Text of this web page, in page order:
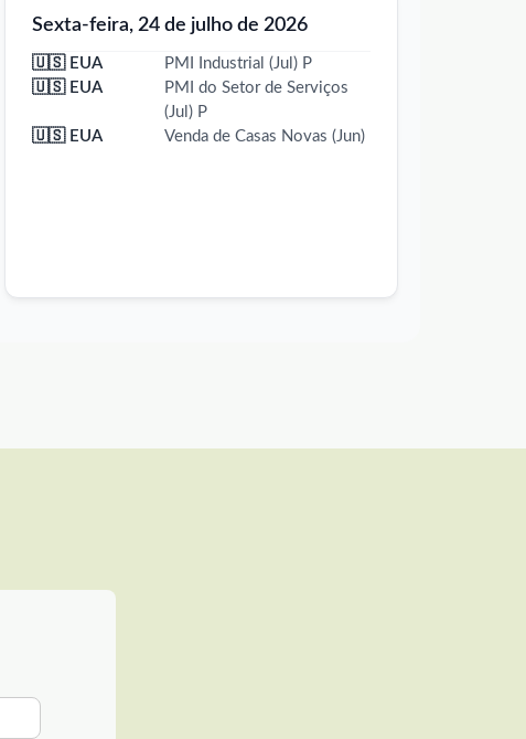
Sexta-feira, 24 de julho de 2026
🇺🇸 EUA
PMI Industrial (Jul) P
🇺🇸 EUA
PMI do Setor de Serviços
(Jul) P
🇺🇸 EUA
Venda de Casas Novas (Jun)